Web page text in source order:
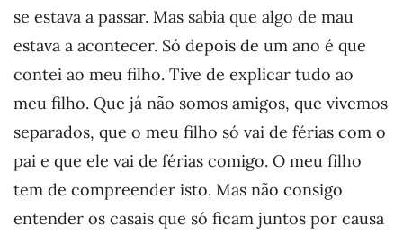
se estava a passar. Mas sabia que algo de mau
estava a acontecer. Só depois de um ano é que
contei ao meu filho. Tive de explicar tudo ao
meu filho. Que já não somos amigos, que vivemos
separados, que o meu filho só vai de férias com o
pai e que ele vai de férias comigo. O meu filho
tem de compreender isto. Mas não consigo
entender os casais que só ficam juntos por causa